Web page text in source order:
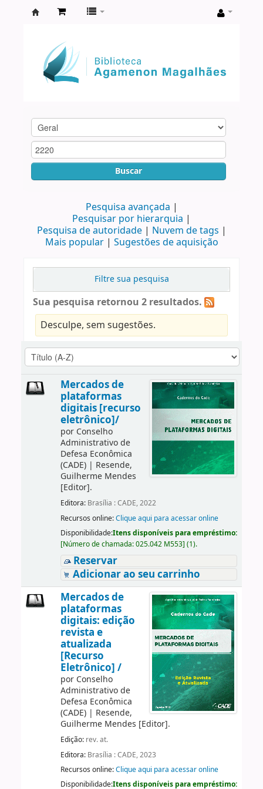
Agamenon
Magalhães
Buscar
Pesquisa avançada
Pesquisar por hierarquia
Pesquisa de autoridade
Nuvem de tags
Mais popular
Sugestões de aquisição
Filtre sua pesquisa
Sua pesquisa retornou 2 resultados.
Desculpe, sem sugestões.
Mercados de
plataformas
digitais [recurso
eletrônico]/
por Conselho
Administrativo de
Defesa Econômica
(CADE)| Resende,
Guilherme Mendes
[Editor].
Editora: Brasília : CADE, 2022
Recursos online:Clique aqui para acessar online
Disponibilidade:Itens disponíveis para empréstimo:
[Número de chamada:025.042 M553] (1).
Reservar
Adicionar ao seu carrinho
Mercados de
plataformas
digitais: edição
revista e
atualizada
[Recurso
Eletrônico] /
por Conselho
Administrativo de
Defesa Econômica
(CADE)| Resende,
Guilherme Mendes [Editor].
Edição: rev. at.
Editora: Brasília : CADE, 2023
Recursos online:Clique aqui para acessar online
Disponibilidade:Itens disponíveis para empréstimo: